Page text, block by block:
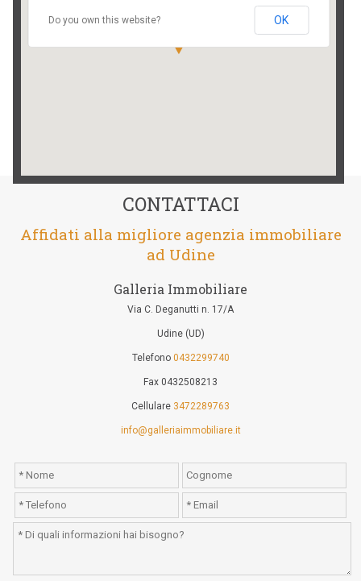
Do you own this website? OK
CONTATTACI
Affidati alla migliore agenzia immobiliare
ad Udine
Galleria Immobiliare
Via C. Deganutti n. 17/A
Udine (UD)
Telefono 0432299740
Fax 0432508213
Cellulare 3472289763
info@galleriaimmobiliare.it